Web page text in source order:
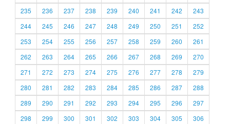
235
236 237 238 239 240 241 242
243
244
245 246 247 248 249 250 251
252
253
254 255 256 257 258 259 260
261
262
263 264 265 266 267 268 269
270
271
272 273 274 275 276 277 278
279
280
281 282 283 284 285 286 287
288
289
290 291 292 293 294 295 296
297
298
299 300 301 302 303 304 305
306